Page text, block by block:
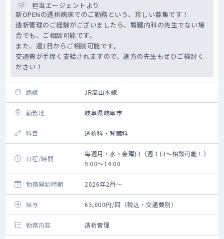
担当エージェントより
新OPENの透析病床でのご勤務という、珍しい募集です！
透析管理のご経験がございましたら、腎臓内科の先生でない場
合でも、ご相談可能です。
また、週1日からご相談可能です。
交通費が手厚く支給されますので、遠方の先生もぜひご検討く
ださい！
路線 JR高山本線
勤務地 岐阜県岐阜市
科目 透析科・腎臓科
日程/時間
毎週月・水・金曜日（週１日～相談可能！）
9:00～14:00
勤務開始時期 2026年2月～
給与 65,000円/回（税込・交通費別）
勤務内容 透析管理